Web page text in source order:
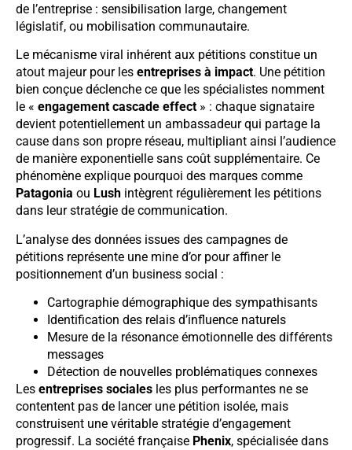
de l’entreprise : sensibilisation large, changement
législatif, ou mobilisation communautaire.
Le mécanisme viral inhérent aux pétitions constitue un
atout majeur pour les entreprises à impact. Une pétition
bien conçue déclenche ce que les spécialistes nomment
le « engagement cascade effect » : chaque signataire
devient potentiellement un ambassadeur qui partage la
cause dans son propre réseau, multipliant ainsi l’audience
de manière exponentielle sans coût supplémentaire. Ce
phénomène explique pourquoi des marques comme
Patagonia ou Lush intègrent régulièrement les pétitions
dans leur stratégie de communication.
L’analyse des données issues des campagnes de
pétitions représente une mine d’or pour affiner le
positionnement d’un business social :
Cartographie démographique des sympathisants
Identification des relais d’influence naturels
Mesure de la résonance émotionnelle des différents
messages
Détection de nouvelles problématiques connexes
Les entreprises sociales les plus performantes ne se
contentent pas de lancer une pétition isolée, mais
construisent une véritable stratégie d’engagement
progressif. La société française Phenix, spécialisée dans